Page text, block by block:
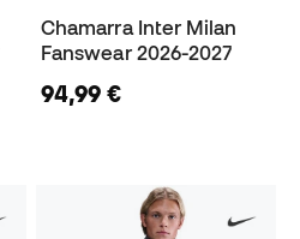
Chamarra Inter Milan
Fanswear 2026-2027
94,99 €